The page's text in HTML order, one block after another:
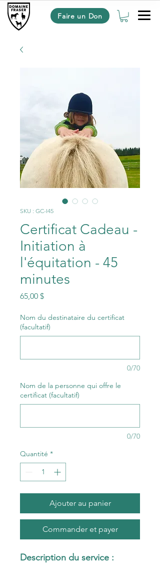
Faire un Don
SKU : GC-I45
Certificat Cadeau -
Initiation à
l'équitation - 45
minutes
65,00 $Prix
Nom du destinataire du certificat
(facultatif)
0/70
Nom de la personne qui offre le
certificat (facultatif)
0/70
Quantité *
Ajouter au panier
Commander et payer
Description du service :